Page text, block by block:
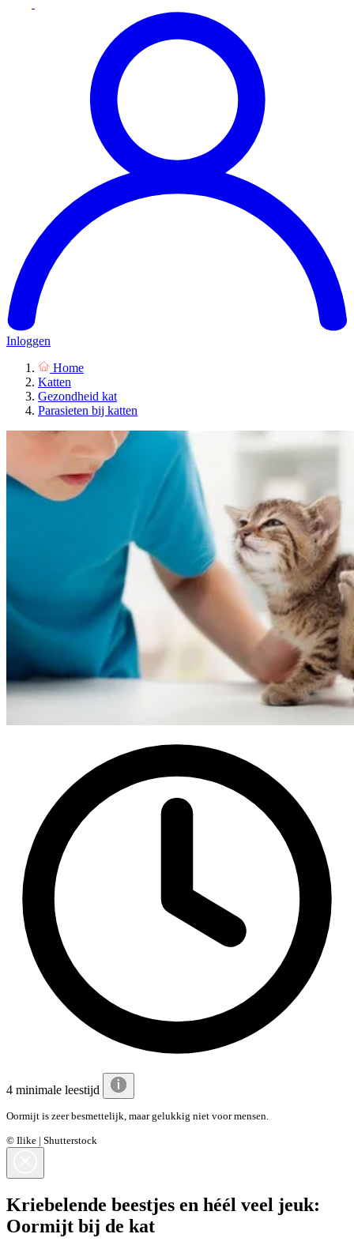
Inloggen
Home
Katten
Gezondheid kat
Parasieten bij katten
4 minimale leestijd
Oormijt is zeer besmettelijk, maar gelukkig niet voor mensen.
© Ilike | Shutterstock
Kriebelende beestjes en héél veel jeuk:
Oormijt bij de kat